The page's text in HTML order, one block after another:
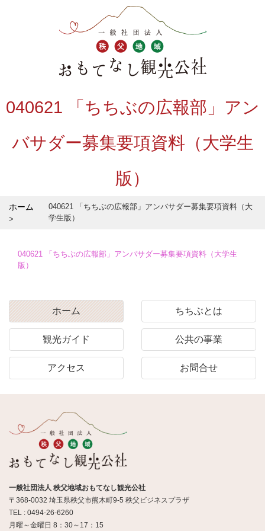
040621 「ちちぶの広報部」アン
バサダー募集要項資料（大学生
版）
ホーム
040621 「ちちぶの広報部」アンバサダー募集要項資料（大
学生版）
040621 「ちちぶの広報部」アンバサダー募集要項資料（大学生
版）
ホーム ちちぶとは
観光ガイド 公共の事業
アクセス お問合せ
一般社団法人 秩父地域おもてなし観光公社
〒368-0032 埼玉県秩父市熊木町9-5 秩父ビジネスプラザ
TEL : 0494-26-6260
月曜～金曜日 8：30～17：15